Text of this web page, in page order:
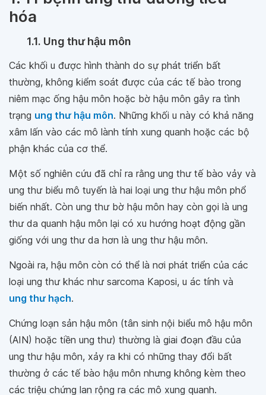
hóa
1.1. Ung thư hậu môn
Các khối u được hình thành do sự phát triển bất
thường, không kiểm soát được của các tế bào trong
niêm mạc ống hậu môn hoặc bờ hậu môn gây ra tình
trạng ung thư hậu môn. Những khối u này có khả năng
xâm lấn vào các mô lành tính xung quanh hoặc các bộ
phận khác của cơ thể.
Một số nghiên cứu đã chỉ ra rằng ung thư tế bào vảy và
ung thư biểu mô tuyến là hai loại ung thư hậu môn phổ
biến nhất. Còn ung thư bờ hậu môn hay còn gọi là ung
thư da quanh hậu môn lại có xu hướng hoạt động gần
giống với ung thư da hơn là ung thư hậu môn.
Ngoài ra, hậu môn còn có thể là nơi phát triển của các
loại ung thư khác như sarcoma Kaposi, u ác tính và
ung thư hạch.
Chứng loạn sản hậu môn (tân sinh nội biểu mô hậu môn
(AIN) hoặc tiền ung thư) thường là giai đoạn đầu của
ung thư hậu môn, xảy ra khi có những thay đổi bất
thường ở các tế bào hậu môn nhưng không kèm theo
các triệu chứng lan rộng ra các mô xung quanh.